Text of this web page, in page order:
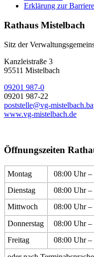
Erklärung zur
Rathaus Mistelbach
Sitz der
Kanzleistraße 3
95511 Mistelbach
09201 987-0
09201 987-22
poststelle@vg-
www.vg-mistelbach.de
Öffnungszeiten
Montag 08:00 Uhr
Dienstag
08:00 Uhr
Mittwoch
08:00 Uhr
Donnerstag
08:00 Uhr
Freitag
08:00 Uhr